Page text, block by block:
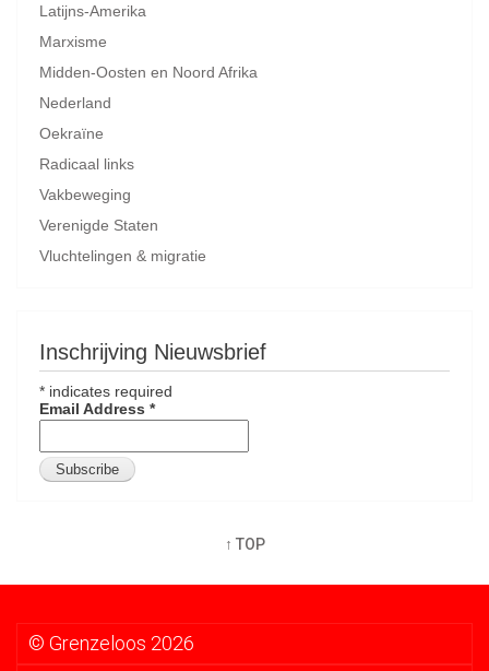
Latijns-Amerika
Marxisme
Midden-Oosten en Noord Afrika
Nederland
Oekraïne
Radicaal links
Vakbeweging
Verenigde Staten
Vluchtelingen & migratie
Inschrijving Nieuwsbrief
* indicates required
Email Address *
↑ TOP
© Grenzeloos 2026